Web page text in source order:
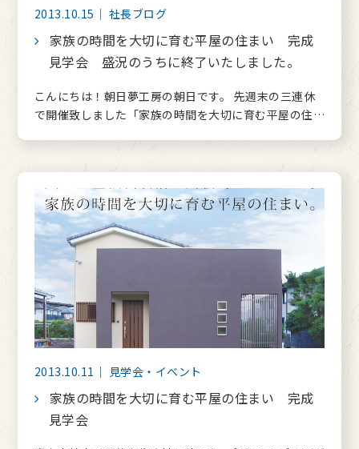
2013.10.15｜ 社長ブログ
家族の時間を大切に育む平屋の住まい 完成
見学会 盛況のうちに終了いたしました。
こんにちは！朝日夢工房の朝日です。 先週末の三連休
で開催致しました「家族の時間を大切に育む平屋の住…
2013.10.11｜ 見学会・イベント
家族の時間を大切に育む平屋の住まい 完成
見学会